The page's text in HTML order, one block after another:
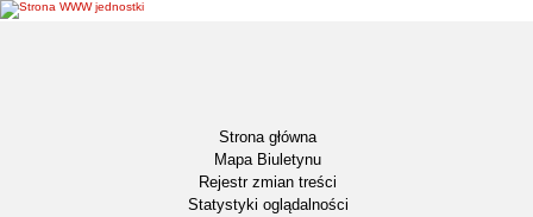
Strona główna
Mapa Biuletynu
Rejestr zmian treści
Statystyki oglądalności